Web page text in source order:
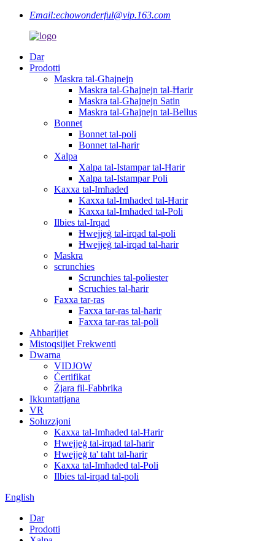
Email:echowonderful@vip.163.com
Dar
Prodotti
Maskra tal-Għajnejn
Maskra tal-Għajnejn tal-Ħarir
Maskra tal-Għajnejn Satin
Maskra tal-Għajnejn tal-Bellus
Bonnet
Bonnet tal-poli
Bonnet tal-ħarir
Xalpa
Xalpa tal-Istampar tal-Ħarir
Xalpa tal-Istampar Poli
Kaxxa tal-Imħaded
Kaxxa tal-Imħaded tal-Ħarir
Kaxxa tal-Imħaded tal-Poli
Ilbies tal-Irqad
Ħwejjeġ tal-irqad tal-poli
Ħwejjeġ tal-irqad tal-ħarir
Maskra
scrunchies
Scrunchies tal-poliester
Scruchies tal-ħarir
Faxxa tar-ras
Faxxa tar-ras tal-ħarir
Faxxa tar-ras tal-poli
Aħbarijiet
Mistoqsijiet Frekwenti
Dwarna
VIDJOW
Ċertifikat
Żjara fil-Fabbrika
Ikkuntattjana
VR
Soluzzjoni
Kaxxa tal-Imħaded tal-Ħarir
Ħwejjeġ tal-irqad tal-ħarir
Ħwejjeġ ta' taħt tal-ħarir
Kaxxa tal-Imħaded tal-Poli
Ilbies tal-irqad tal-poli
English
Dar
Prodotti